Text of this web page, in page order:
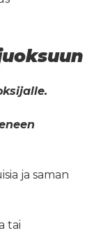
ja saman
tai